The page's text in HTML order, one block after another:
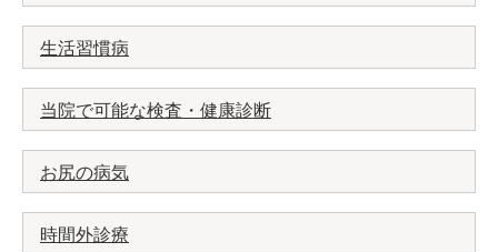
生活習慣病
当院で可能な検査・健康診断
お尻の病気
時間外診療